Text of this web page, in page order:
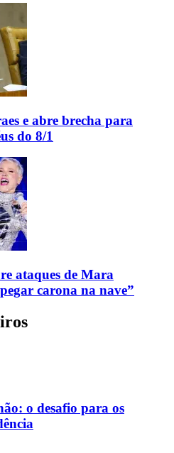
e abre brecha para
do 8/1
ataques de Mara
carona na nave”
o desafio para os